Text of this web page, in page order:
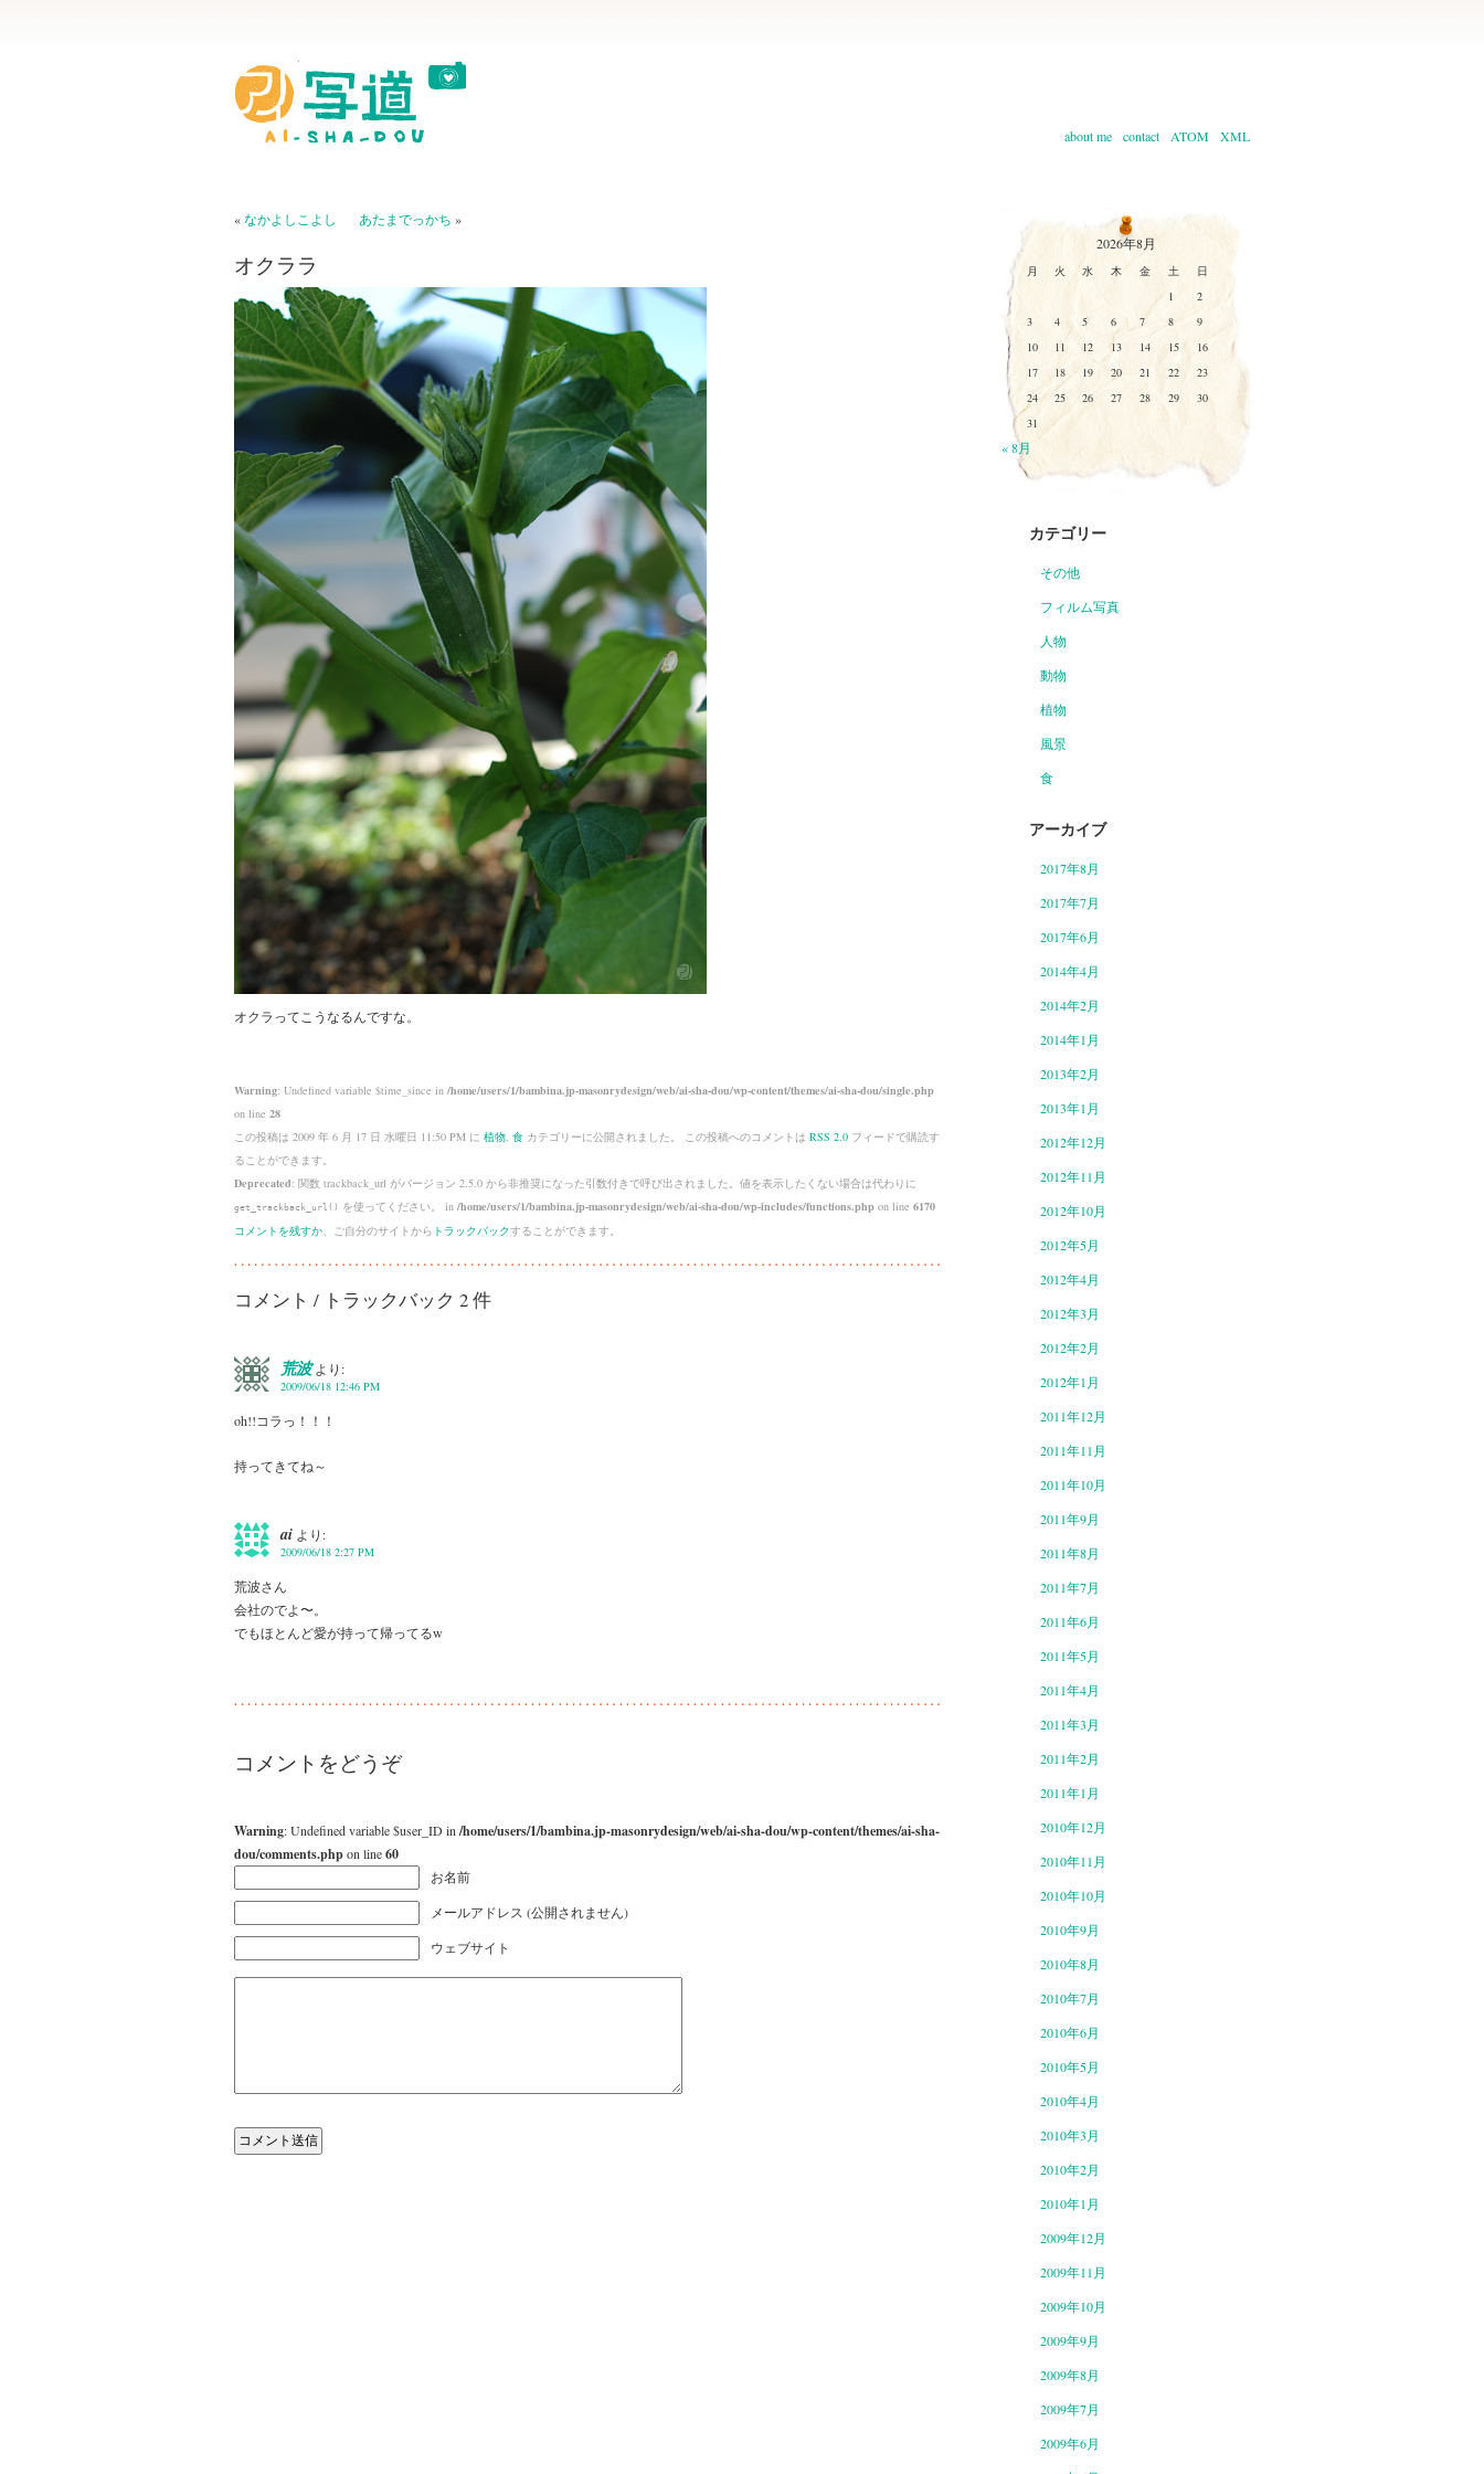
about me contact ATOM XML
«なかよしこよし あたまでっかち »
オクララ
オクラってこうなるんですな。
Warning: Undefined variable $time_since in /home/users/1/bambina.jp-masonrydesign/web/ai-sha-dou/wp-content/themes/ai-sha-dou/single.php
on line 28
この投稿は 2009 年 6 月 17 日 水曜日 11:50 PM に 植物, 食 カテゴリーに公開されました。 この投稿へのコメントは RSS 2.0 フィードで購読す
ることができます。
Deprecated: 関数 trackback_url がバージョン 2.5.0 から非推奨になった引数付きで呼び出されました。値を表示したくない場合は代わりに
get_trackback_url() を使ってください。 in /home/users/1/bambina.jp-masonrydesign/web/ai-sha-dou/wp-includes/functions.php on line 6170
コメントを残すか、ご自分のサイトから トラックバックすることができます。
コメント / トラックバック 2 件
荒波 より:
2009/06/18 12:46 PM
oh!!コラっ！！！
持ってきてね～
ai より:
2009/06/18 2:27 PM
荒波さん
会社のでよ〜。
でもほとんど愛が持って帰ってるw
コメントをどうぞ
Warning: Undefined variable $user_ID in /home/users/1/bambina.jp-masonrydesign/web/ai-sha-dou/wp-content/themes/ai-sha-
dou/comments.phpon line60
お名前
メールアドレス (公開されません)
ウェブサイト
2026年8月
月 火 水 木 金 土
日
1
2
3
4 5 6 7 8
9
10
11 12 13 14 15
16
17
18 19 20 21 22
23
24
25 26 27 28 29
30
31
« 8月
カテゴリー
その他
フィルム写真
人物
動物
植物
風景
食
アーカイブ
2017年8月
2017年7月
2017年6月
2014年4月
2014年2月
2014年1月
2013年2月
2013年1月
2012年12月
2012年11月
2012年10月
2012年5月
2012年4月
2012年3月
2012年2月
2012年1月
2011年12月
2011年11月
2011年10月
2011年9月
2011年8月
2011年7月
2011年6月
2011年5月
2011年4月
2011年3月
2011年2月
2011年1月
2010年12月
2010年11月
2010年10月
2010年9月
2010年8月
2010年7月
2010年6月
2010年5月
2010年4月
2010年3月
2010年2月
2010年1月
2009年12月
2009年11月
2009年10月
2009年9月
2009年8月
2009年7月
2009年6月